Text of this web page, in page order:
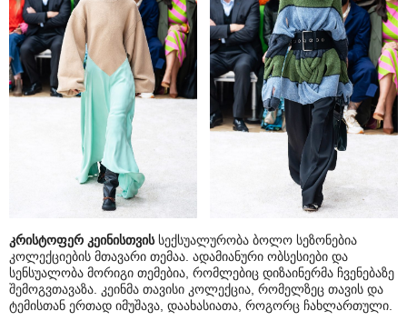
კრისტოფერ კეინისთვისსექსუალურობა ბოლო სეზონებია
კოლექციების მთავარი თემაა. ადამიანური ობსესიები და
სენსუალობა მორიგი თემებია, რომლებიც დიზაინერმა ჩვენებაზე
შემოგვთავაზა. კეინმა თავისი კოლექცია, რომელზეც თავის და
ტემისთან ერთად იმუშავა, დაახასიათა, როგორც ჩახლართული.